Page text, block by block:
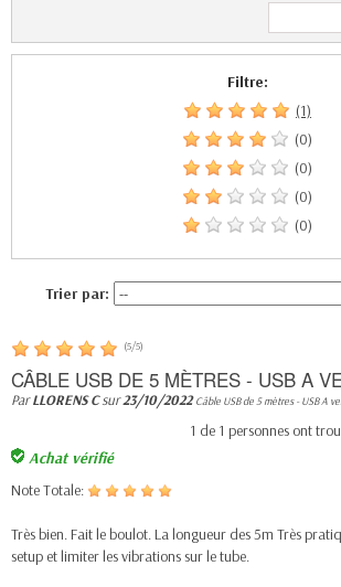
Filtre:
(1)
(0)
(0)
(0)
(0)
Trier par:
(5/5)
CÂBLE USB DE 5 MÈTRES - USB A
ParLLORENS Csur23/10/2022 Câble USB de 5 mètres - USB A
1 de 1 personnes ont
Achat vérifié
Note Totale:
Très bien. Fait le boulot. La longueur des 5m Très
setup et limiter les vibrations sur le tube.